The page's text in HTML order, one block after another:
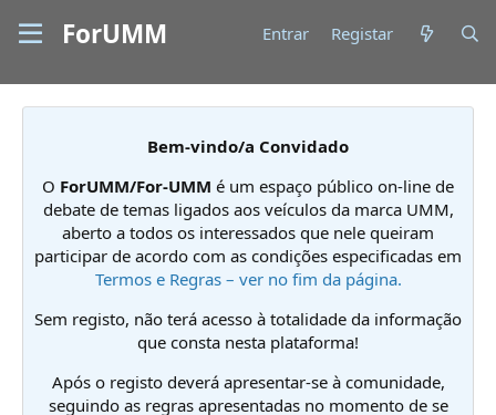
ForUMM Entrar Registar
Bem-vindo/a Convidado
O ForUMM/For-UMM é um espaço público on-line de
debate de temas ligados aos veículos da marca UMM,
aberto a todos os interessados que nele queiram
participar de acordo com as condições especificadas em
Termos e Regras – ver no fim da página.
Sem registo, não terá acesso à totalidade da informação
que consta nesta plataforma!
Após o registo deverá apresentar-se à comunidade,
seguindo as regras apresentadas no momento de se